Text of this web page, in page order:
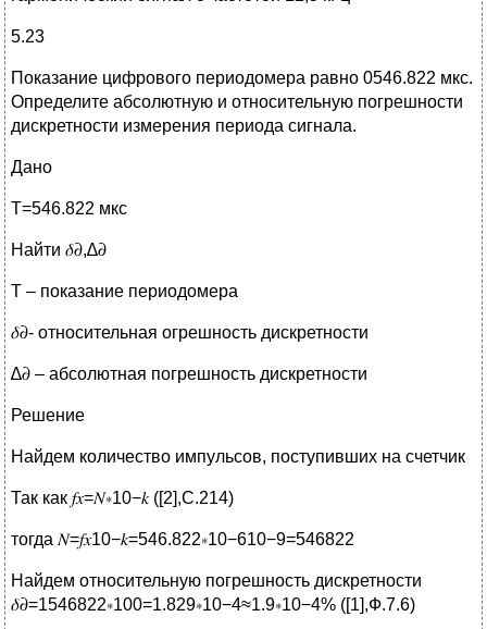
5.23
Показание цифрового периодомера равно 0546.822 мкс.
Определите абсолютную и относительную погрешности
дискретности измерения периода сигнала.
Дано
Т=546.822 мкс
Найти 𝛿𝜕,∆𝜕
T – показание периодомера
𝛿𝜕- относительная огрешность дискретности
∆𝜕 – абсолютная погрешность дискретности
Решение
Найдем количество импульсов, поступивших на счетчик
Так как 𝑓𝑥=𝑁∗10−𝑘 ([2],С.214)
тогда 𝑁=𝑓𝑥10−𝑘=546.822∗10−610−9=546822
Найдем относительную погрешность дискретности
𝛿𝜕=1546822∗100=1.829∗10−4≈1.9∗10−4% ([1],Ф.7.6)